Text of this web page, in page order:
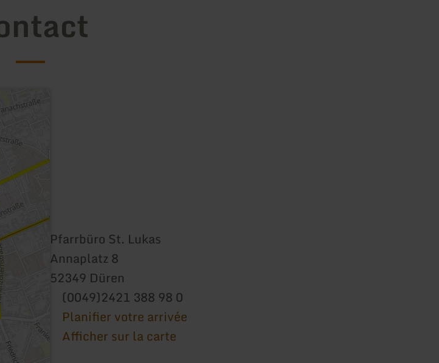
Pfarrbüro St. Lukas
Annaplatz 8
52349 Düren
(0049)2421 388 98 0
Planifier votre arrivée
Afficher sur la carte